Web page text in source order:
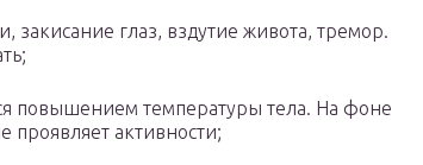
закисание глаз, вздутие живота, тремор.
повышением температуры тела. На фоне
проявляет активности;